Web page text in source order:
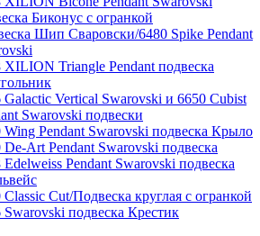
Биконус c огранкой
Шип Сваровски/6480 Spike Pendant
XILION Triangle Pendant подвеска
Galactic Vertical Swarovski и 6650 Cubist
Swarovski подвески
Wing Pendant Swarovski подвеска Крыло
De-Art Pendant Swarovski подвеска
Edelweiss Pendant Swarovski подвеска
Classic Cut/Подвеска круглая с огранкой
Swarovski подвеска Крестик